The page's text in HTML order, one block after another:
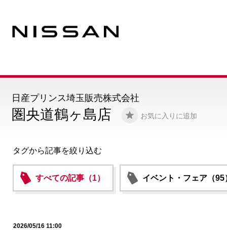
圏央道鶴ヶ島店 お気に入りに追加
日産プリンス埼玉販売株式会社
タグから記事を絞り込む
すべての記事（1） イベント・フェア（95
2026/05/16 11:00